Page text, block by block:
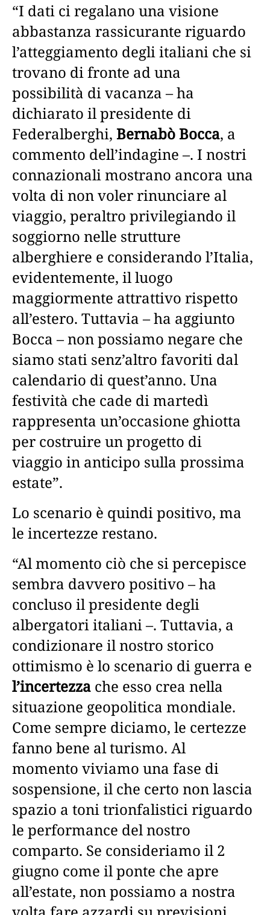
“I dati ci regalano una visione
abbastanza rassicurante riguardo
l’atteggiamento degli italiani che si
trovano di fronte ad una
possibilità di vacanza – ha
dichiarato il presidente di
Federalberghi, Bernabò Bocca, a
commento dell’indagine –. I nostri
connazionali mostrano ancora una
volta di non voler rinunciare al
viaggio, peraltro privilegiando il
soggiorno nelle strutture
alberghiere e considerando l’Italia,
evidentemente, il luogo
maggiormente attrattivo rispetto
all’estero. Tuttavia – ha aggiunto
Bocca – non possiamo negare che
siamo stati senz’altro favoriti dal
calendario di quest’anno. Una
festività che cade di martedì
rappresenta un’occasione ghiotta
per costruire un progetto di
viaggio in anticipo sulla prossima
estate”.
Lo scenario è quindi positivo, ma
le incertezze restano.
“Al momento ciò che si percepisce
sembra davvero positivo – ha
concluso il presidente degli
albergatori italiani –. Tuttavia, a
condizionare il nostro storico
ottimismo è lo scenario di guerra e
l’incertezza che esso crea nella
situazione geopolitica mondiale.
Come sempre diciamo, le certezze
fanno bene al turismo. Al
momento viviamo una fase di
sospensione, il che certo non lascia
spazio a toni trionfalistici riguardo
le performance del nostro
comparto. Se consideriamo il 2
giugno come il ponte che apre
all’estate, non possiamo a nostra